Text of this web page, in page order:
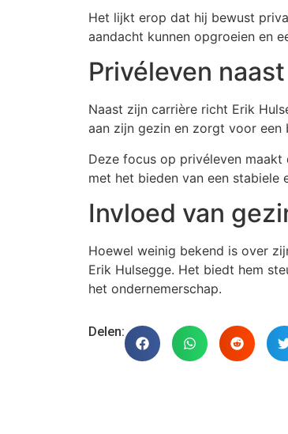
Het lijkt erop dat hij bewust
aandacht kunnen opgroeien en
Privéleven
Naast zijn carrière richt Erik
aan zijn gezin en zorgt voor een
Deze focus op privéleven
met het bieden van een stabiele
Invloed van
Hoewel weinig bekend is over
Erik Hulsegge. Het biedt hem
het ondernemerschap.
Delen: